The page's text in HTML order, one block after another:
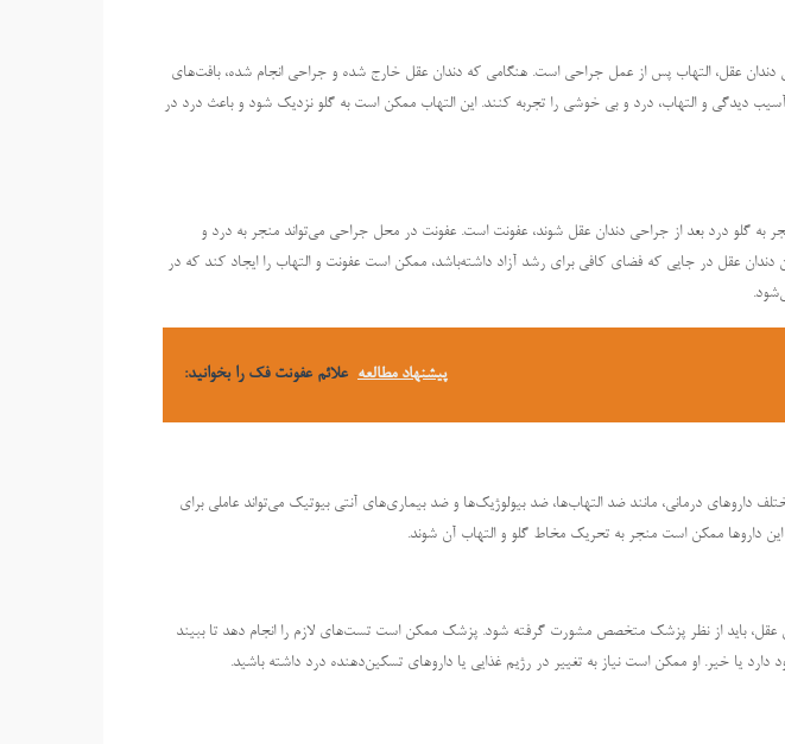
دندان عقل، التهاب پس از عمل جراحی است. هنگامی که دندان عقل خارج شده و جراحی انجام شده، بافت‌های
دیدگی و التهاب، درد و بی خوشی را تجربه کنند. این التهاب ممکن است به گلو نزدیک شود و باعث درد در
گلو درد بعد از جراحی دندان عقل شوند، عفونت است. عفونت در محل جراحی می‌تواند منجر به درد و
دندان عقل در جایی که فضای کافی برای رشد آزاد داشته‌باشد، ممکن است عفونت و التهاب را ایجاد کند که در
پیشنهاد مطالعه علائم عفونت فک را بخوانید:
داروهای درمانی، مانند ضد التهاب‌ها، ضد بیولوژیک‌ها و ضد بیماری‌های آنتی بیوتیک می‌تواند عاملی برای
داروها ممکن است منجر به تحریک مخاط گلو و التهاب آن شوند.
عقل، باید از نظر پزشک متخصص مشورت گرفته شود. پزشک ممکن است تست‌های لازم را انجام دهد تا ببیند
یا خیر. او ممکن است نیاز به تغییر در رژیم غذایی یا داروهای تسکین‌دهنده درد داشته باشید.